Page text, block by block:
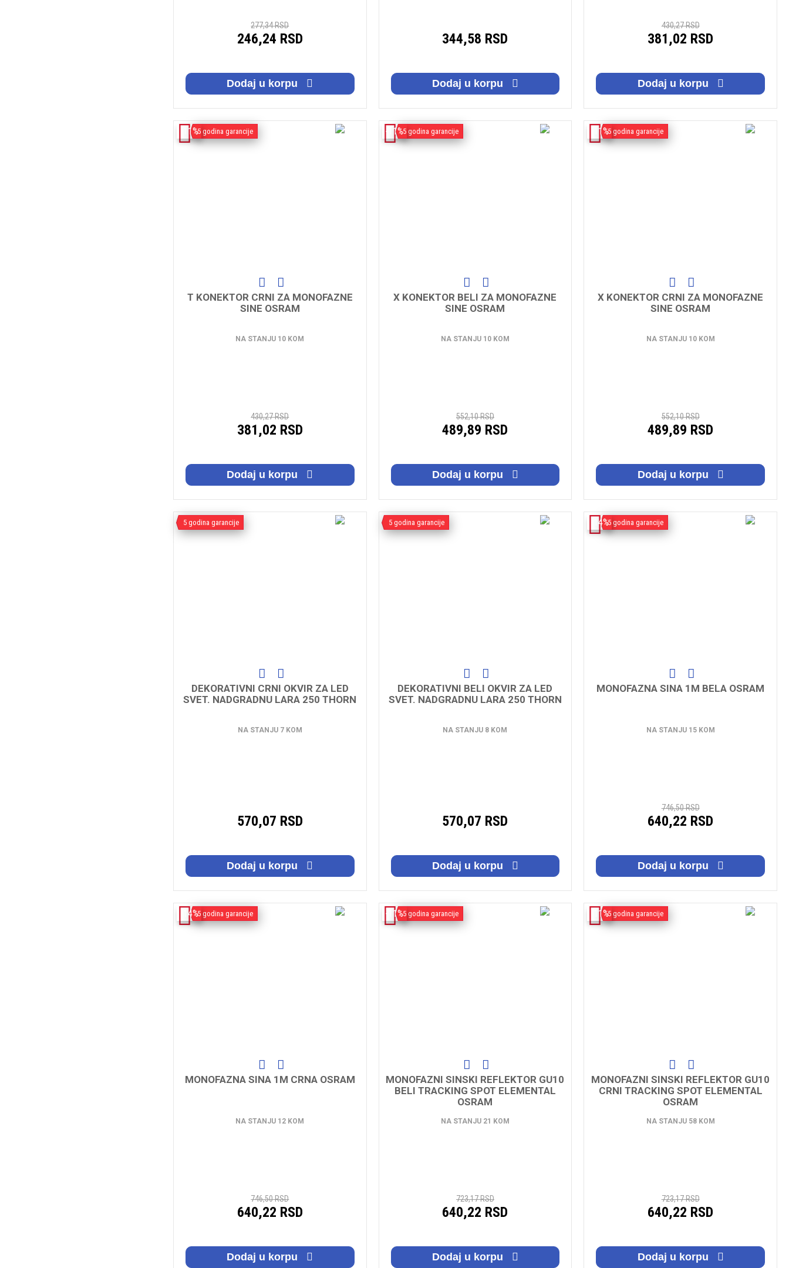
277,34 RSD
246,24 RSD
Dodaj u korpu
344,58 RSD
Dodaj u korpu
430,27 RSD
381,02 RSD
Dodaj u korpu
T KONEKTOR CRNI ZA MONOFAZNE
SINE OSRAM
NA STANJU 10 KOM
430,27 RSD
381,02 RSD
-11%5 godina garancije
Dodaj u korpu
X KONEKTOR BELI ZA MONOFAZNE
SINE OSRAM
NA STANJU 10 KOM
552,10 RSD
489,89 RSD
-11%5 godina garancije
Dodaj u korpu
X KONEKTOR CRNI ZA MONOFAZNE
SINE OSRAM
NA STANJU 10 KOM
552,10 RSD
489,89 RSD
-11%5 godina garancije
Dodaj u korpu
DEKORATIVNI CRNI OKVIR ZA LED
SVET. NADGRADNU LARA 250 THORN
NA STANJU 7 KOM
570,07 RSD
5 godina garancije
Dodaj u korpu
DEKORATIVNI BELI OKVIR ZA LED
SVET. NADGRADNU LARA 250 THORN
NA STANJU 8 KOM
570,07 RSD
5 godina garancije
Dodaj u korpu
MONOFAZNA SINA 1M BELA OSRAM
NA STANJU 15 KOM
746,50 RSD
640,22 RSD
-14%5 godina garancije
Dodaj u korpu
MONOFAZNA SINA 1M CRNA OSRAM
NA STANJU 12 KOM
746,50 RSD
640,22 RSD
-14%5 godina garancije
Dodaj u korpu
MONOFAZNI SINSKI REFLEKTOR GU10
BELI TRACKING SPOT ELEMENTAL
OSRAM
NA STANJU 21 KOM
723,17 RSD
640,22 RSD
-11%5 godina garancije
Dodaj u korpu
MONOFAZNI SINSKI REFLEKTOR GU10
CRNI TRACKING SPOT ELEMENTAL
OSRAM
NA STANJU 58 KOM
723,17 RSD
640,22 RSD
-11%5 godina garancije
Dodaj u korpu